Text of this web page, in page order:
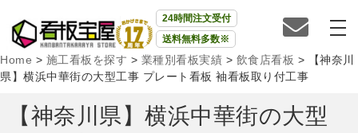
24時間注文受付
送料無料多数※
Home > 施工看板を探す > 業種別看板実績 > 飲食店看板 >
【神奈川
県】横浜中華街の大型工事 プレート看板 袖看板取り付工事
【神奈川県】横浜中華街の大型